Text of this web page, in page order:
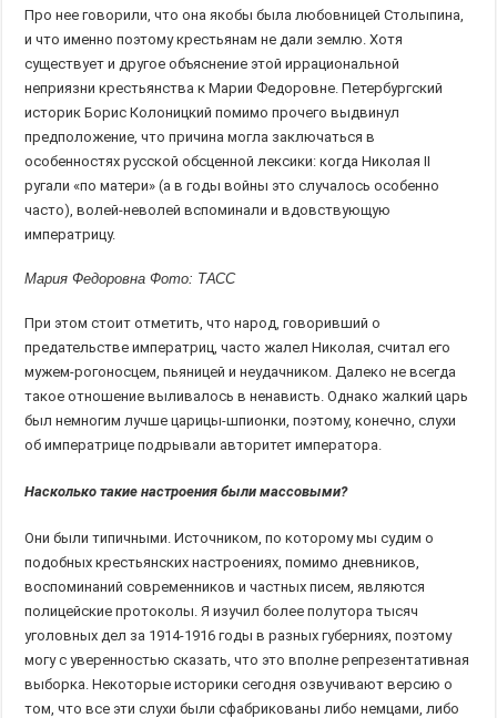
Про нее говорили, что она якобы была любовницей Столыпина,
и что именно поэтому крестьянам не дали землю. Хотя
существует и другое объяснение этой иррациональной
неприязни крестьянства к Марии Федоровне. Петербургский
историк Борис Колоницкий помимо прочего выдвинул
предположение, что причина могла заключаться в
особенностях русской обсценной лексики: когда Николая II
ругали «по матери» (а в годы войны это случалось особенно
часто), волей-неволей вспоминали и вдовствующую
императрицу.
Мария Федоровна Фото: ТАСС
При этом стоит отметить, что народ, говоривший о
предательстве императриц, часто жалел Николая, считал его
мужем-рогоносцем, пьяницей и неудачником. Далеко не всегда
такое отношение выливалось в ненависть. Однако жалкий царь
был немногим лучше царицы-шпионки, поэтому, конечно, слухи
об императрице подрывали авторитет императора.
Насколько такие настроения были массовыми?
Они были типичными. Источником, по которому мы судим о
подобных крестьянских настроениях, помимо дневников,
воспоминаний современников и частных писем, являются
полицейские протоколы. Я изучил более полутора тысяч
уголовных дел за 1914-1916 годы в разных губерниях, поэтому
могу с уверенностью сказать, что это вполне репрезентативная
выборка. Некоторые историки сегодня озвучивают версию о
том, что все эти слухи были сфабрикованы либо немцами, либо